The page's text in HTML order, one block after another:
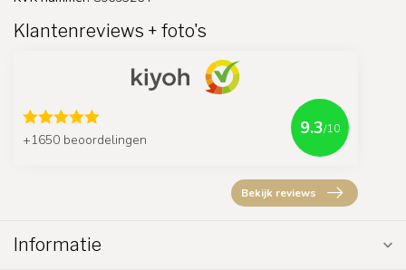
Klantenreviews + foto's
+1650 beoordelingen
9.3/10
Bekijk reviews
Informatie